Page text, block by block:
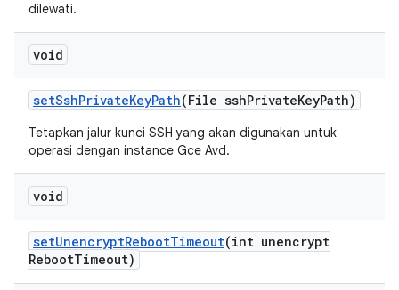
dilewati.
void
setSshPrivateKeyPath(File sshPrivateKeyPath)
Tetapkan jalur kunci SSH yang akan digunakan untuk
operasi dengan instance Gce Avd.
void
setUnencryptRebootTimeout(int unencrypt
RebootTimeout)